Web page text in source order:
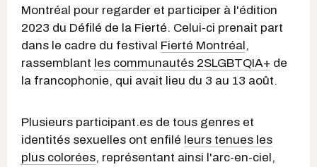
Montréal pour regarder et participer à l'édition
2023 du Défilé de la Fierté. Celui-ci prenait part
dans le cadre du festival Fierté Montréal,
rassemblant les communautés 2SLGBTQIA+ de
la francophonie, qui avait lieu du 3 au 13 août.
Plusieurs participant.es de tous genres et
identités sexuelles ont enfilé leurs tenues les
plus colorées, représentant ainsi l'arc-en-ciel,